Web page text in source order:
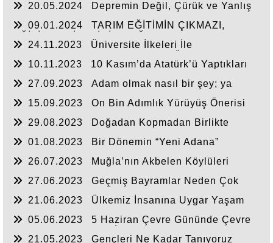
20.05.2024
Depremin Değil, Çürük ve Yanlış
Acılarımız Halen İçimizi Yakıyor.
09.01.2024
TARIM EĞİTİMİN ÇIKMAZI,
24.11.2023
Üniversite İlkeleri İle
Akademinin Geldiği Yer
10.11.2023
10 Kasım’da Atatürk’ü Yaptıkları
27.09.2023
Adam olmak nasıl bir şey; ya
15.09.2023
On Bin Adımlık Yürüyüş Önerisi
Varmış
29.08.2023
Doğadan Kopmadan Birlikte
01.08.2023
Bir Dönemin “Yeni Adana”
26.07.2023
Muğla’nın Akbelen Köylüleri
27.06.2023
Geçmiş Bayramlar Neden Çok
Yakalayabilir miyiz?
21.06.2023
Ülkemiz İnsanına Uygar Yaşam
05.06.2023
5 Haziran Çevre Gününde Çevre
21.05.2023
Gençleri Ne Kadar Tanıyoruz